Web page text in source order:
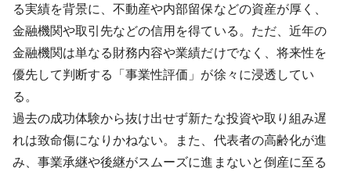
る実績を背景に、不動産や内部留保などの資産が厚く、
金融機関や取引先などの信用を得ている。ただ、近年の
金融機関は単なる財務内容や業績だけでなく、将来性を
優先して判断する「事業性評価」が徐々に浸透してい
る。
過去の成功体験から抜け出せず新たな投資や取り組み遅
れは致命傷になりかねない。また、代表者の高齢化が進
み、事業承継や後継がスムーズに進まないと倒産に至る